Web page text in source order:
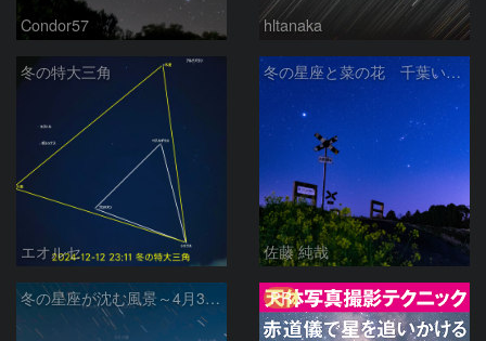
Condor57 hltanaka
冬の特大三角
エオルセ
冬の星座と菜の花 千葉いすみ鉄道 第二五之町踏切で
佐藤 純哉
冬の星座が沈む風景～4月30日の夕暮れ PR